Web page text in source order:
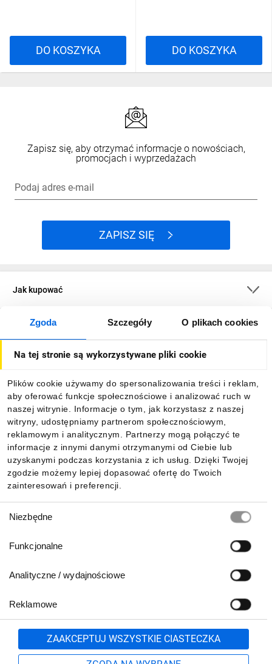
Zgoda Szczegóły O plikach cookies
Na tej stronie są wykorzystywane pliki cookie
Plików cookie używamy do spersonalizowania treści i reklam,
aby oferować funkcje społecznościowe i analizować ruch w
naszej witrynie. Informacje o tym, jak korzystasz z naszej
witryny, udostępniamy partnerom społecznościowym,
reklamowym i analitycznym. Partnerzy mogą połączyć te
informacje z innymi danymi otrzymanymi od Ciebie lub
uzyskanymi podczas korzystania z ich usług. Dzięki Twojej
zgodzie możemy lepiej dopasować ofertę do Twoich
zainteresowań i preferencji.
zgody
Niezbędne
Funkcjonalne
Analityczne / wydajnościowe
Reklamowe
ZAAKCEPTUJ WSZYSTKIE CIASTECZKA
DO KOSZYKA DO KOSZYKA
Zapisz się, aby otrzymać informacje o nowościach,
promocjach i wyprzedażach
Podaj adres e-mail
ZAPISZ SIĘ
Jak kupować
O firmie
Informacje
Pobierz naszą aplikację mobilną:
801 500 700 lub
71 37 61 600